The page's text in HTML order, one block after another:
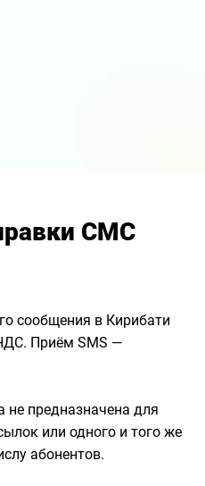
СМС
сообщения в Кирибати
Приём SMS —
не предназначена для
или одного и того же
абонентов.